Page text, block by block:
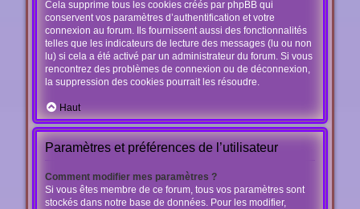
Cela supprime tous les cookies créés par phpBB qui
conservent vos paramètres d’authentification et votre
connexion au forum. Ils fournissent aussi des fonctionnalités
telles que les indicateurs de lecture des messages (lu ou non
lu) si cela a été activé par un administrateur du forum. Si vous
rencontrez des problèmes de connexion ou de déconnexion,
la suppression des cookies pourrait les résoudre.
Haut
Paramètres et préférences de l’utilisateur
Comment modifier mes paramètres ?
Si vous êtes membre de ce forum, tous vos paramètres sont
stockés dans notre base de données. Pour les modifier,